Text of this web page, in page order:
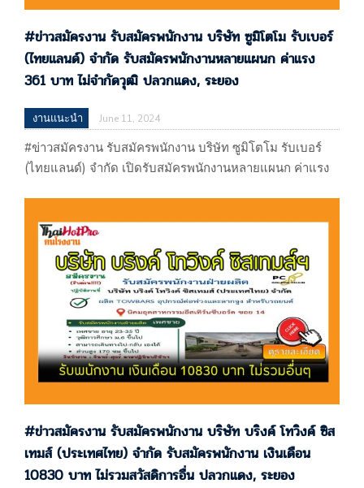
#ข่าวสมัครงาน รับสมัครพนักงาน บริษัท ซูมิโตโม รับเบอร์
(ไทยแลนด์) จำกัด รับสมัครพนักงานหลายแผนก ค่าแรง
361 บาท ไม่จำกัดวุฒิ ปลวกแดง, ระยอง
งานแนะนำ June 11, 2024
#ข่าวสมัครงาน รับสมัครพนักงาน บริษัท ซูมิโตโม รับเบอร์
(ไทยแลนด์) จำกัด เปิดรับสมัครพนักงานหลายแผนก ค่าแรง
เปิดรับสมัครพนักงานหลายแผนก ค่าแรง 361 บาท ไม่จำกัด
วุฒิ ปลวกแดง, ระยอง ประกาศ 11/06/67 บริษัท ซูมิโต
#ข่าวสมัครงาน รับสมัครพนักงาน บริษัท บริงค์ โทวิงค์ ซิส
เทมส์ (ประเทศไทย) จำกัด รับสมัครพนักงาน เงินเดือน
10830 บาท ไม่รวมสวัสดิการอื่น ปลวกแดง, ระยอง